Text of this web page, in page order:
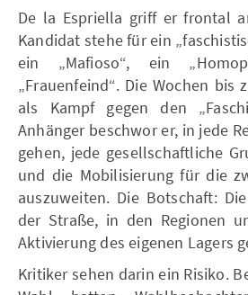
De la Espriella griff er frontal
Kandidat stehe für ein
ein „Mafioso“, ein
„Frauenfeind“. Die Wochen bis
als Kampf gegen den
Anhänger beschwor er, in jede
gehen, jede gesellschaftliche
und die Mobilisierung für die
auszuweiten. Die Botschaft:
der Straße, in den Regionen
Aktivierung des eigenen Lagers
Kritiker sehen darin ein Risiko.